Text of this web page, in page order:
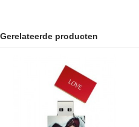
Gerelateerde producten